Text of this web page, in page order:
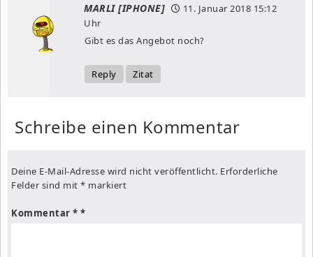
MARLI [IPHONE] 11. Januar 2018 15:12
Uhr
Gibt es das Angebot noch?
Reply Zitat
Schreibe einen Kommentar
Deine E-Mail-Adresse wird nicht veröffentlicht. Erforderliche
Felder sind mit * markiert
Kommentar *